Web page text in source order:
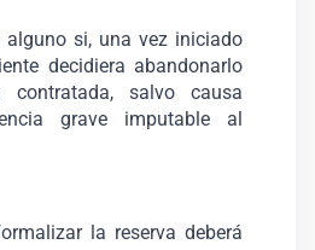
alguno si, una vez iniciado
decidiera abandonarlo
salvo causa
grave imputable al
la reserva deberá